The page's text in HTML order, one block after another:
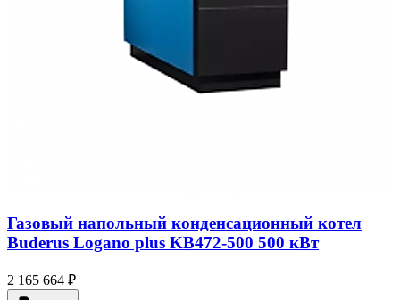
Газовый напольный конденсационный котел
Buderus Logano plus KB472-500 500 кВт
2 165 664 ₽